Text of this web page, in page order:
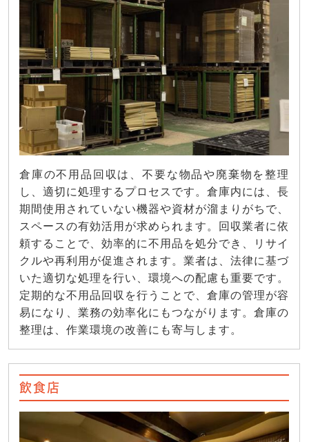
倉庫の不用品回収は、不要な物品や廃棄物を整理
し、適切に処理するプロセスです。倉庫内には、長
期間使用されていない機器や資材が溜まりがちで、
スペースの有効活用が求められます。回収業者に依
頼することで、効率的に不用品を処分でき、リサイ
クルや再利用が促進されます。業者は、法律に基づ
いた適切な処理を行い、環境への配慮も重要です。
定期的な不用品回収を行うことで、倉庫の管理が容
易になり、業務の効率化にもつながります。倉庫の
整理は、作業環境の改善にも寄与します。
飲食店